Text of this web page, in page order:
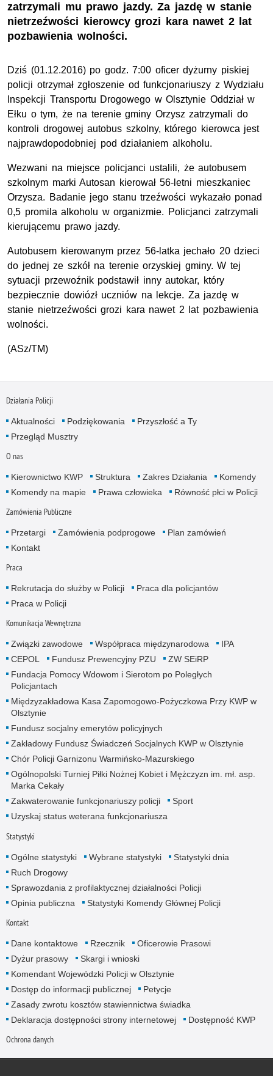
zatrzymali mu prawo jazdy. Za jazdę w stanie
nietrzeźwości kierowcy grozi kara nawet 2 lat
pozbawienia wolności.
Dziś (01.12.2016) po godz. 7:00 oficer dyżurny piskiej
policji otrzymał zgłoszenie od funkcjonariuszy z Wydziału
Inspekcji Transportu Drogowego w Olsztynie Oddział w
Ełku o tym, że na terenie gminy Orzysz zatrzymali do
kontroli drogowej autobus szkolny, którego kierowca jest
najprawdopodobniej pod działaniem alkoholu.
Wezwani na miejsce policjanci ustalili, że autobusem
szkolnym marki Autosan kierował 56-letni mieszkaniec
Orzysza. Badanie jego stanu trzeźwości wykazało ponad
0,5 promila alkoholu w organizmie. Policjanci zatrzymali
kierującemu prawo jazdy.
Autobusem kierowanym przez 56-latka jechało 20 dzieci
do jednej ze szkół na terenie orzyskiej gminy. W tej
sytuacji przewoźnik podstawił inny autokar, który
bezpiecznie dowiózł uczniów na lekcje. Za jazdę w
stanie nietrzeźwości grozi kara nawet 2 lat pozbawienia
wolności.
(ASz/TM)
Działania Policji
Aktualności Podziękowania
Przyszłość a Ty
Przegląd Musztry
O nas
Kierownictwo KWP Struktura Zakres Działania
Komendy
Komendy na mapie
Prawa człowieka Równość płci w Policji
Zamówienia Publiczne
Przetargi Zamówienia podprogowe
Plan zamówień
Kontakt
Praca
Rekrutacja do służby w Policji
Praca dla policjantów
Praca w Policji
Komunikacja Wewnętrzna
Związki zawodowe Współpraca międzynarodowa
IPA
CEPOL
Fundusz Prewencyjny PZU
ZW SEiRP
Fundacja Pomocy Wdowom i Sierotom po Poległych
Policjantach
Międzyzakładowa Kasa Zapomogowo-Pożyczkowa Przy KWP w
Olsztynie
Fundusz socjalny emerytów policyjnych
Zakładowy Fundusz Świadczeń Socjalnych KWP w Olsztynie
Chór Policji Garnizonu Warmińsko-Mazurskiego
Ogólnopolski Turniej Piłki Nożnej Kobiet i Mężczyzn im. mł. asp.
Marka Cekały
Zakwaterowanie funkcjonariuszy policji
Sport
Uzyskaj status weterana funkcjonariusza
Statystyki
Ogólne statystyki Wybrane statystyki
Statystyki dnia
Ruch Drogowy
Sprawozdania z profilaktycznej działalności Policji
Opinia publiczna
Statystyki Komendy Głównej Policji
Kontakt
Dane kontaktowe Rzecznik
Oficerowie Prasowi
Dyżur prasowy
Skargi i wnioski
Komendant Wojewódzki Policji w Olsztynie
Dostęp do informacji publicznej
Petycje
Zasady zwrotu kosztów stawiennictwa świadka
Deklaracja dostępności strony internetowej
Dostępność KWP
Ochrona danych